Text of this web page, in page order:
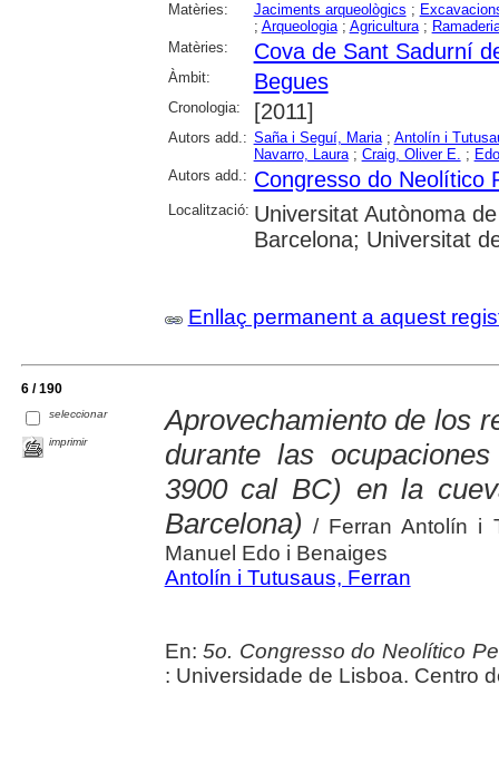
Matèries: Jaciments arqueològics ;
; Arqueologia; Agricultura;
Matèries:
Cova de Sant Sadurní
Àmbit: Begues
Cronologia: [2011]
Autors add.: Saña i Seguí, Maria; Antolín i
Navarro, Laura; Craig, Oliver E. ;
Autors add.: Congresso do Neolítico
Localització: Universitat Autònoma
Barcelona; Universitat
Enllaç permanent a aquest
6 / 190
seleccionar
imprimir
Aprovechamiento de los
durante las
3900 cal BC) en la
Barcelona) / Ferran Antolín i
Manuel Edo i Benaiges
Antolín i Tutusaus, Ferran
En:5o. Congresso do Neolítico
: Universidade de Lisboa. Centro